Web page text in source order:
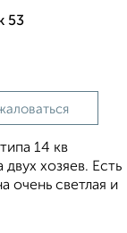
53
14 кв
хозяев. Есть
очень светлая и